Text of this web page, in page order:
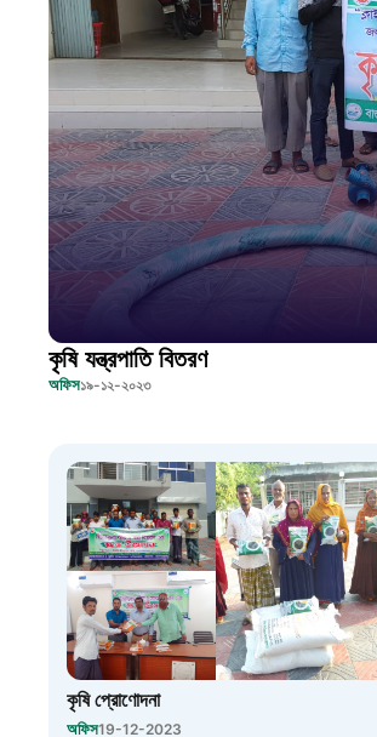
কৃষি যন্ত্রপাতি বিতরণ
অফিস১৯-১২-২০২৩
কৃষি প্রোণোদনা
অফিস19-12-2023